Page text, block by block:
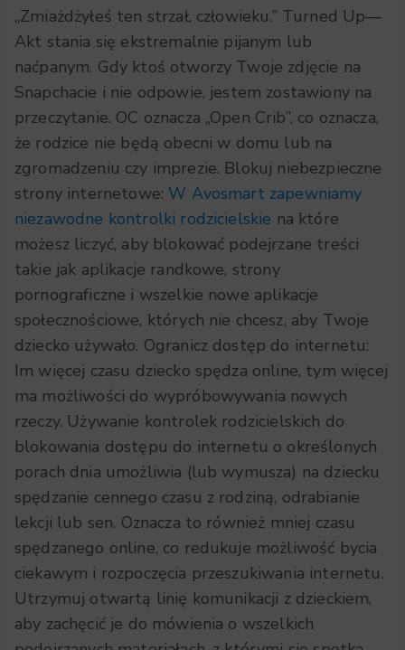
„Zmiażdżyłeś ten strzał, człowieku.” Turned Up—
Akt stania się ekstremalnie pijanym lub
naćpanym. Gdy ktoś otworzy Twoje zdjęcie na
Snapchacie i nie odpowie, jestem zostawiony na
przeczytanie. OC oznacza „Open Crib”, co oznacza,
że rodzice nie będą obecni w domu lub na
zgromadzeniu czy imprezie. Blokuj niebezpieczne
strony internetowe: W Avosmart zapewniamy
niezawodne kontrolki rodzicielskie na które
możesz liczyć, aby blokować podejrzane treści
takie jak aplikacje randkowe, strony
pornograficzne i wszelkie nowe aplikacje
społecznościowe, których nie chcesz, aby Twoje
dziecko używało. Ogranicz dostęp do internetu:
Im więcej czasu dziecko spędza online, tym więcej
ma możliwości do wypróbowywania nowych
rzeczy. Używanie kontrolek rodzicielskich do
blokowania dostępu do internetu o określonych
porach dnia umożliwia (lub wymusza) na dziecku
spędzanie cennego czasu z rodziną, odrabianie
lekcji lub sen. Oznacza to również mniej czasu
spędzanego online, co redukuje możliwość bycia
ciekawym i rozpoczęcia przeszukiwania internetu.
Utrzymuj otwartą linię komunikacji z dzieckiem,
aby zachęcić je do mówienia o wszelkich